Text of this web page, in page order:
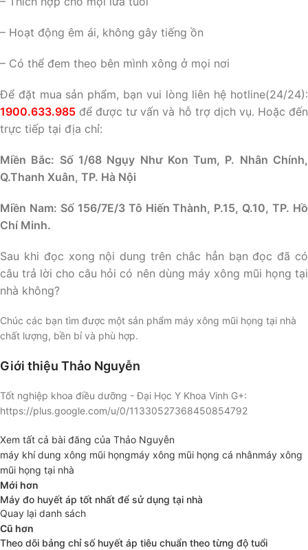
– Hoạt động êm ái, không gây tiếng ồn
– Có thể đem theo bên mình xông ở mọi nơi
Để đặt mua sản phẩm, bạn vui lòng liên hệ hotline(24/24):
1900.633.985 để được tư vấn và hỗ trợ dịch vụ. Hoặc đến
trực tiếp tại địa chỉ:
Miền Bắc: Số 1/68 Ngụy Như Kon Tum, P. Nhân Chính,
Q.Thanh Xuân, TP. Hà Nội
Miền Nam: Số 156/7E/3 Tô Hiến Thành, P.15, Q.10, TP. Hồ
Chí Minh.
Sau khi đọc xong nội dung trên chắc hẳn bạn đọc đã có
câu trả lời cho câu hỏi có nên dùng máy xông mũi họng tại
nhà không?
Chúc các bạn tìm được một sản phẩm máy xông mũi họng tại nhà
chất lượng, bền bỉ và phù hợp.
Giới thiệu Thảo Nguyễn
Tốt nghiệp khoa điều dưỡng - Đại Học Y Khoa Vinh G+:
https://plus.google.com/u/0/11330527368450854792
Xem tất cả bài đăng của Thảo Nguyễn
máy khí dung xông mũi họngmáy xông mũi họng cá nhânmáy xông
mũi họng tại nhà
Mới hơn
Máy đo huyết áp tốt nhất để sử dụng tại nhà
Quay lại danh sách
Cũ hơn
Theo dõi bảng chỉ số huyết áp tiêu chuẩn theo từng độ tuổi